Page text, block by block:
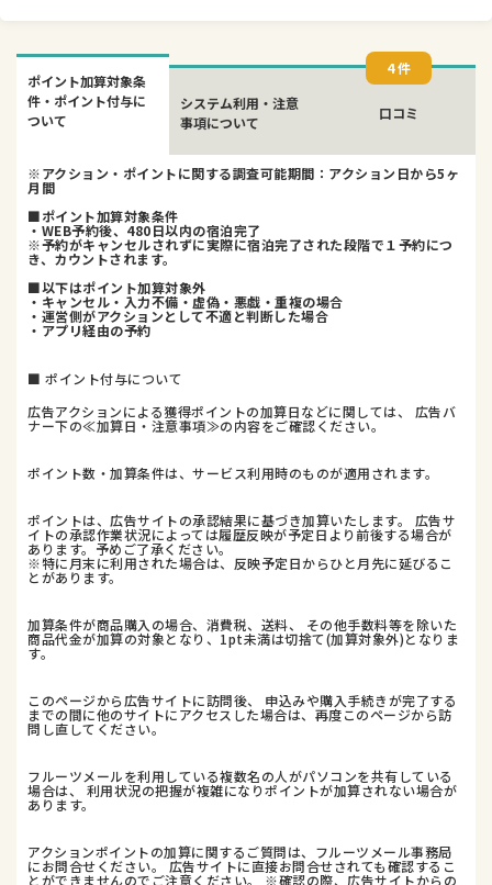
ポイント加算対象条
件・ポイント付与に
ついて
システム利用・注意
事項について
口コミ
4 件
※アクション・ポイントに関する調査可能期間：アクション日から5ヶ
月間
■ポイント加算対象条件
・WEB予約後、480日以内の宿泊完了
※予約がキャンセルされずに実際に宿泊完了された段階で１予約につ
き、カウントされます。
■以下はポイント加算対象外
・キャンセル・入力不備・虚偽・悪戯・重複の場合
・運営側がアクションとして不適と判断した場合
・アプリ経由の予約
■ ポイント付与について
広告アクションによる獲得ポイントの加算日などに関しては、 広告バ
ナー下の≪加算日・注意事項≫の内容をご確認ください。
ポイント数・加算条件は、サービス利用時のものが適用されます。
ポイントは、広告サイトの承認結果に基づき加算いたします。 広告サ
イトの承認作業状況によっては履歴反映が予定日より前後する場合が
あります。予めご了承ください。
※特に月末に利用された場合は、反映予定日からひと月先に延びるこ
とがあります。
加算条件が商品購入の場合、消費税、送料、 その他手数料等を除いた
商品代金が加算の対象となり、1pt未満は切捨て(加算対象外)となりま
す。
このページから広告サイトに訪問後、 申込みや購入手続きが完了する
までの間に他のサイトにアクセスした場合は、再度このページから訪
問し直してください。
フルーツメールを利用している複数名の人がパソコンを共有している
場合は、 利用状況の把握が複雑になりポイントが加算されない場合が
あります。
アクションポイントの加算に関するご質問は、フルーツメール事務局
にお問合せください。 広告サイトに直接お問合せされても確認するこ
とができませんのでご注意ください。 ※確認の際、広告サイトからの